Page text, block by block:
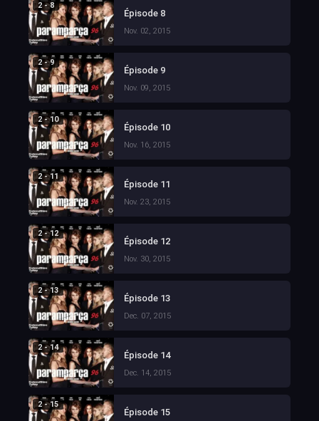
2 - 8
Épisode 8
Nov. 02, 2015
2 - 9
Épisode 9
Nov. 09, 2015
2 - 10
Épisode 10
Nov. 16, 2015
2 - 11
Épisode 11
Nov. 23, 2015
2 - 12
Épisode 12
Nov. 30, 2015
2 - 13
Épisode 13
Dec. 07, 2015
2 - 14
Épisode 14
Dec. 14, 2015
2 - 15
Épisode 15